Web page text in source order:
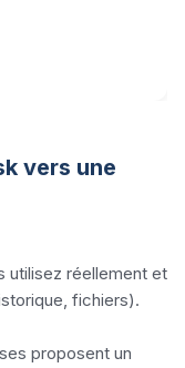
vers une
utilisez réellement et
fichiers).
proposent un